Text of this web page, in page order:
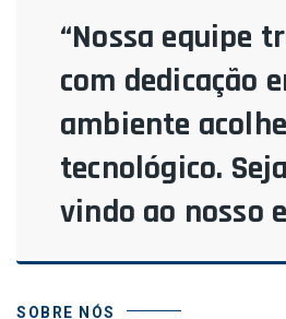
“Nossa equipe
com dedicação
ambiente
tecnológico.
vindo ao nosso
SOBRE NÓS